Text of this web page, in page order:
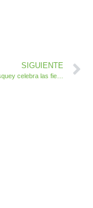
SIGUIENTE
Tenicosquey celebra las fiestas en las que los tacones sobran